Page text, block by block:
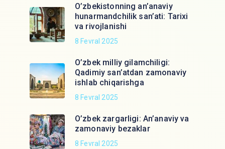
O’zbekistonning an’anaviy
hunarmandchilik san’ati: Tarixi
va rivojlanishi
8 Fevral 2025
O’zbek milliy gilamchiligi:
Qadimiy san’atdan zamonaviy
ishlab chiqarishga
8 Fevral 2025
O’zbek zargarligi: An’anaviy va
zamonaviy bezaklar
8 Fevral 2025